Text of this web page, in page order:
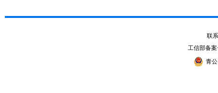
联
工信部备
青公